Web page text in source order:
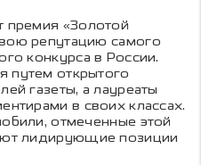
премия «Золотой
репутацию самого
конкурса в России.
путем открытого
газеты, а лауреаты
в своих классах.
отмеченные этой
лидирующие позиции